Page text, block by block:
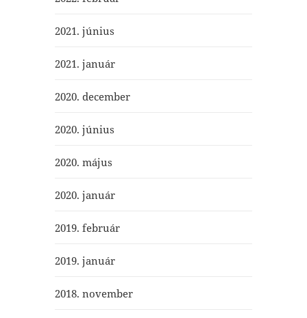
2021. június
2021. január
2020. december
2020. június
2020. május
2020. január
2019. február
2019. január
2018. november